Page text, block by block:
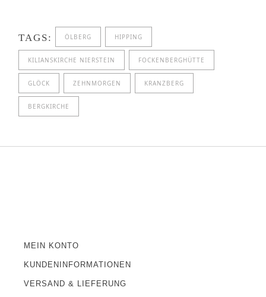
TAGS: ÖLBERG HIPPING
KILIANSKIRCHE NIERSTEIN FOCKENBERGHÜTTE
GLÖCK ZEHNMORGEN KRANZBERG
BERGKIRCHE
MEIN KONTO
KUNDENINFORMATIONEN
VERSAND & LIEFERUNG